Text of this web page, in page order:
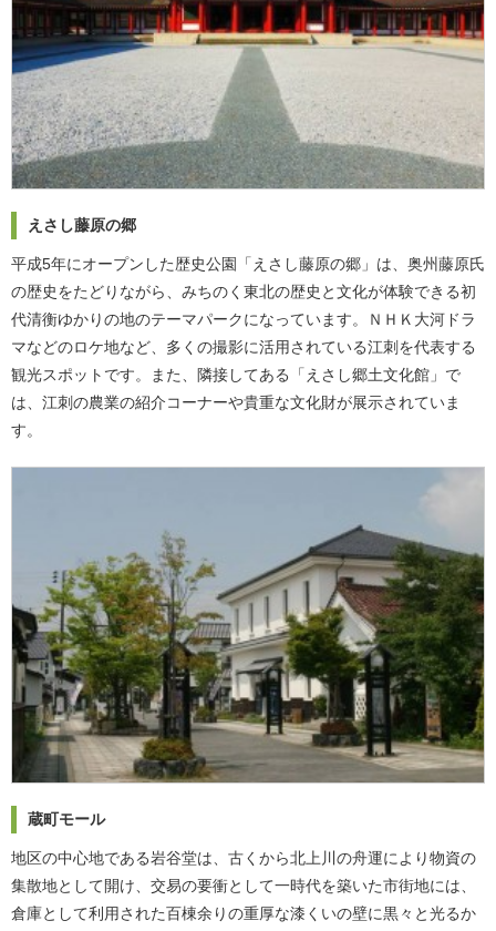
えさし藤原の郷
平成5年にオープンした歴史公園「えさし藤原の郷」は、奥州藤原氏
の歴史をたどりながら、みちのく東北の歴史と文化が体験できる初
代清衡ゆかりの地のテーマパークになっています。ＮＨＫ大河ドラ
マなどのロケ地など、多くの撮影に活用されている江刺を代表する
観光スポットです。また、隣接してある「えさし郷土文化館」で
は、江刺の農業の紹介コーナーや貴重な文化財が展示されていま
す。
蔵町モール
地区の中心地である岩谷堂は、古くから北上川の舟運により物資の
集散地として開け、交易の要衝として一時代を築いた市街地には、
倉庫として利用された百棟余りの重厚な漆くいの壁に黒々と光るか